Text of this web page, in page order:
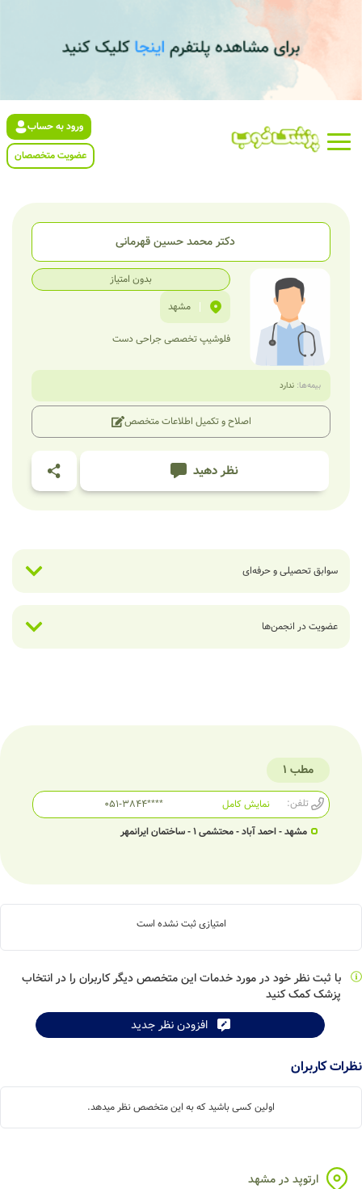
ورود به حساب
عضویت متخصصان
دکتر محمد حسین قهرمانی
بدون امتیاز
| مشهد
فلوشیپ تخصصی جراحی دست
بیمه‌ها: ندارد
اصلاح و تکمیل اطلاعات متخصص
نظر دهید
سوابق تحصیلی و حرفه‌ای
عضویت در انجمن‌ها
مطب 1
تلفن: 051-3844****
نمایش کامل
مشهد - احمد آباد - محتشمی 1 - ساختمان ایرانمهر
امتیازی ثبت نشده است
با ثبت نظر خود در مورد خدمات این متخصص دیگر کاربران را در انتخاب
پزشک کمک کنید
افزودن نظر جدید
نظرات کاربران
اولین کسی باشید که به این متخصص نظر میدهد.
ارتوپد در مشهد